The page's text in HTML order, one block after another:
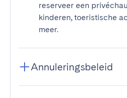
reserveer een
kinderen, toeristische
meer.
Annuleringsbeleid